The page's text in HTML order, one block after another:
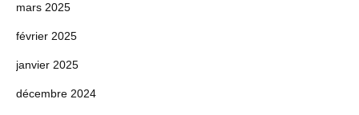
mars 2025
février 2025
janvier 2025
décembre 2024